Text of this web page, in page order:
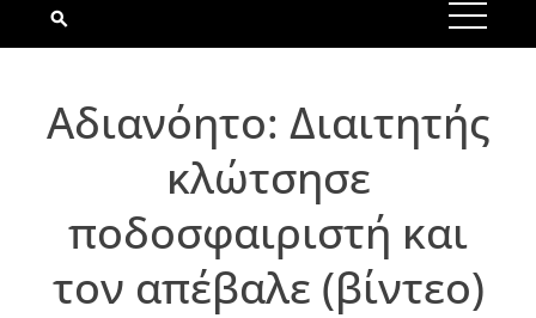
Αδιανόητο: Διαιτητής
κλώτσησε
ποδοσφαιριστή και
τον απέβαλε (βίντεο)